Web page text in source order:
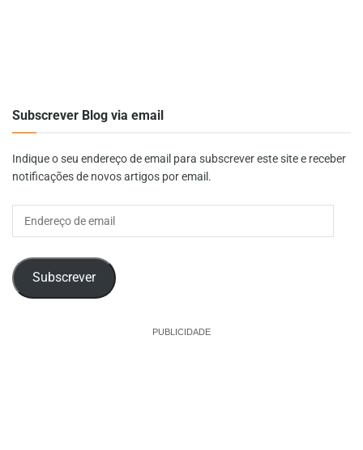
Subscrever Blog via email
Indique o seu endereço de email para subscrever este site e receber
notificações de novos artigos por email.
Endereço
Subscrever
PUBLICIDADE